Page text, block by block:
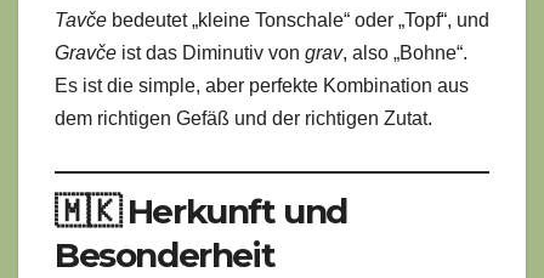
Tavče bedeutet „kleine Tonschale“ oder „Topf“, und
Gravče ist das Diminutiv von grav, also „Bohne“.
Es ist die simple, aber perfekte Kombination aus
dem richtigen Gefäß und der richtigen Zutat.
🇲🇰 Herkunft und
Besonderheit